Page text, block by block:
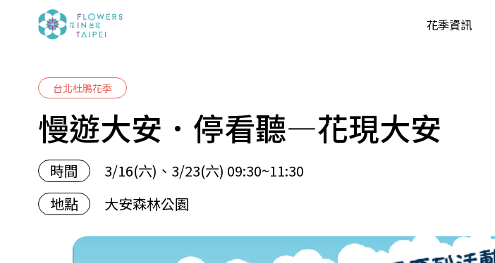
花季資訊
台北杜鵑花季
慢遊大安．停看聽—花現大安
時間
3/16(六)、3/23(六) 09:30~11:30
地點
大安森林公園